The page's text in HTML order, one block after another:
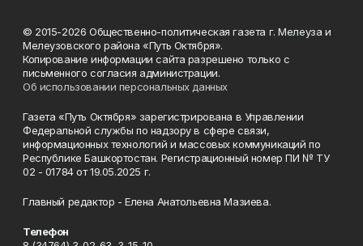
© 2015-2026 Общественно-политическая газета г. Мелеуза и
Мелеузовского района «Путь Октября».
Копирование информации сайта разрешено только с
письменного согласия администрации.
Об использовании персональных данных
Газета «Путь Октября» зарегистрирована в Управлении
Федеральной службы по надзору в сфере связи,
информационных технологий и массовых коммуникаций по
Республике Башкортостан. Регистрационный номер ПИ № ТУ
02 - 01784 от 19.05.2025 г.
Главный редактор - Елена Анатольевна Мазиева.
Телефон